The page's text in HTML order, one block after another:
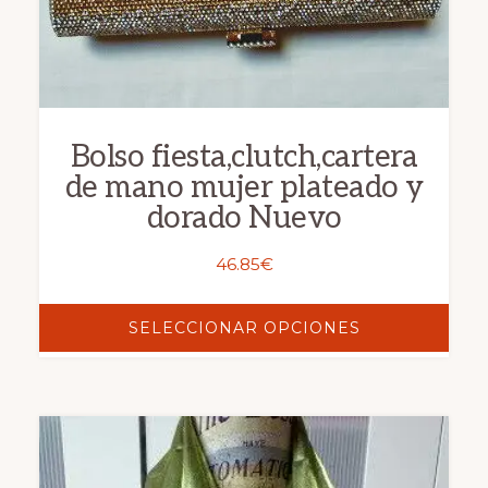
Bolso fiesta,clutch,cartera
de mano mujer plateado y
dorado Nuevo
46.85€
SELECCIONAR OPCIONES
en
la
de
producto
Este
producto